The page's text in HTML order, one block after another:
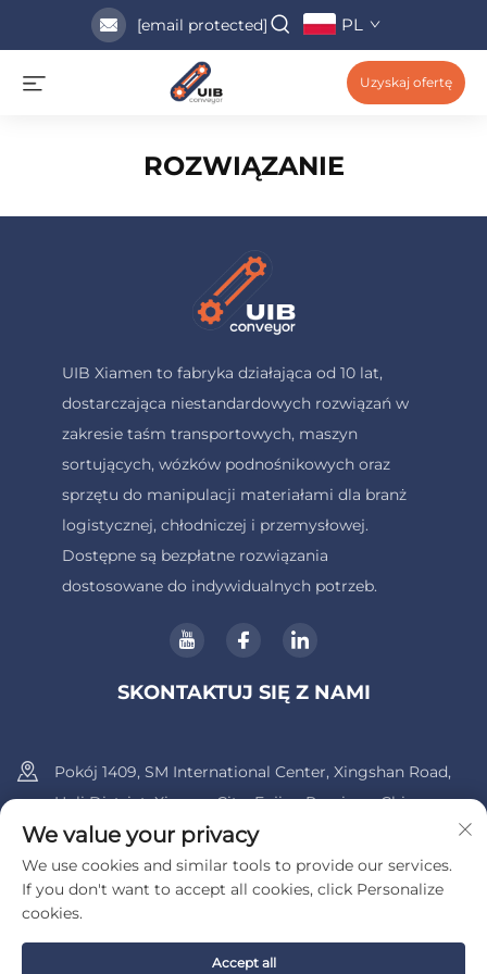
[email protected] PL
Uzyskaj ofertę
ROZWIĄZANIE
UIB Xiamen to fabryka działająca od 10 lat,
dostarczająca niestandardowych rozwiązań w
zakresie taśm transportowych, maszyn
sortujących, wózków podnośnikowych oraz
sprzętu do manipulacji materiałami dla branż
logistycznej, chłodniczej i przemysłowej.
Dostępne są bezpłatne rozwiązania
dostosowane do indywidualnych potrzeb.
SKONTAKTUJ SIĘ Z NAMI
Pokój 1409, SM International Center, Xingshan Road,
Huli District, Xiamen City, Fujian Province, China.
+86-13600956803
[email protected]
Copyright © 2025 przez UIB (Xiamen) Bearing Co., Ltd.
We value your privacy
We use cookies and similar tools to provide our services.
If you don't want to accept all cookies, click Personalize
cookies.
Accept all